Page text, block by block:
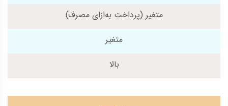
متغیر (پرداخت به‌ازای مصرف)
متغیر
بالا